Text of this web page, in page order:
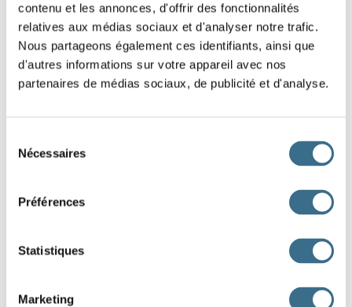
contenu et les annonces, d'offrir des fonctionnalités
relatives aux médias sociaux et d'analyser notre trafic.
Nous partageons également ces identifiants, ainsi que
d'autres informations sur votre appareil avec nos
partenaires de médias sociaux, de publicité et d'analyse.
Nécessaires
Préférences
Statistiques
Marketing
Nous sautons dans la
rivière.
Vous agitez votre bras
votre bras !
Tu changes la couche de
Maël
la couche de
Maël !
Tu te mouches.
une berceuse !
vêtements.
vos vêtements !
Tu réponds aux courriers
aux courriers !